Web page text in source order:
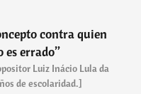
contra quien
es errado”
Luiz Inácio Lula da
de escolaridad.]